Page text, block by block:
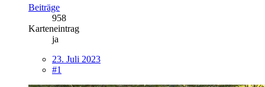
Beiträge
958
Karteneintrag
ja
23. Juli 2023
#1